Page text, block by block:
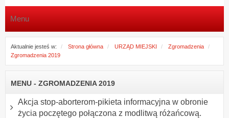
Menu
Aktualnie jesteś w: Strona główna URZĄD MIEJSKI
Zgromadzenia
Zgromadzenia 2019
MENU - ZGROMADZENIA 2019
Akcja stop-aborterom-pikieta informacyjna w obronie
życia poczętego połączona z modlitwą różańcową.